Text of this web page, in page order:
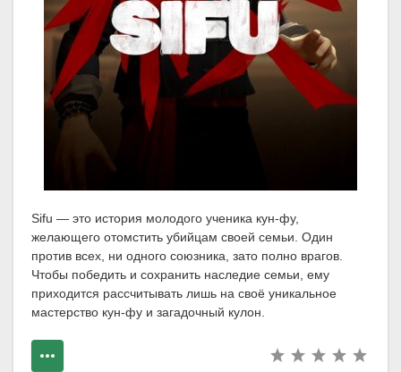
Sifu — это история молодого ученика кун-фу,
желающего отомстить убийцам своей семьи. Один
против всех, ни одного союзника, зато полно врагов.
Чтобы победить и сохранить наследие семьи, ему
приходится рассчитывать лишь на своё уникальное
мастерство кун-фу и загадочный кулон.